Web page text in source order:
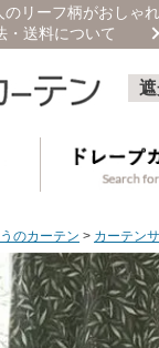
のリーフ柄がおし
・送料について
のカーテン カーテン